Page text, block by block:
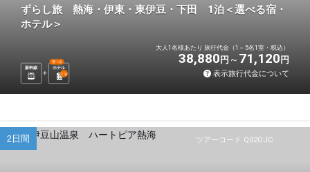
ずらし旅 熱海・伊東・東伊豆・下田 1泊＜選べる宿・
ホテル＞
新幹線 ホテル
選べる
1 泊
大人1名様あたり 旅行代金（1～5名1室・税込）
38,880 円 71,120 円
表示旅行代金について
ツアーコード Q02OJC
2日間